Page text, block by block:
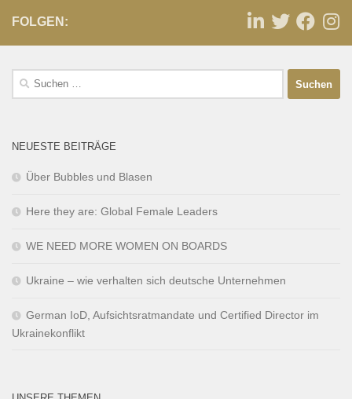
FOLGEN:
NEUESTE BEITRÄGE
Über Bubbles und Blasen
Here they are: Global Female Leaders
WE NEED MORE WOMEN ON BOARDS
Ukraine – wie verhalten sich deutsche Unternehmen
German IoD, Aufsichtsratmandate und Certified Director im
Ukrainekonflikt